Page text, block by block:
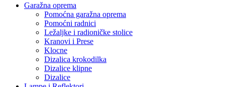
Garažna oprema
Pomoćna garažna oprema
Pomoćni radnici
Ležaljke i radioničke stolice
Kranovi i Prese
Klocne
Dizalica krokodilka
Dizalice klipne
Dizalice